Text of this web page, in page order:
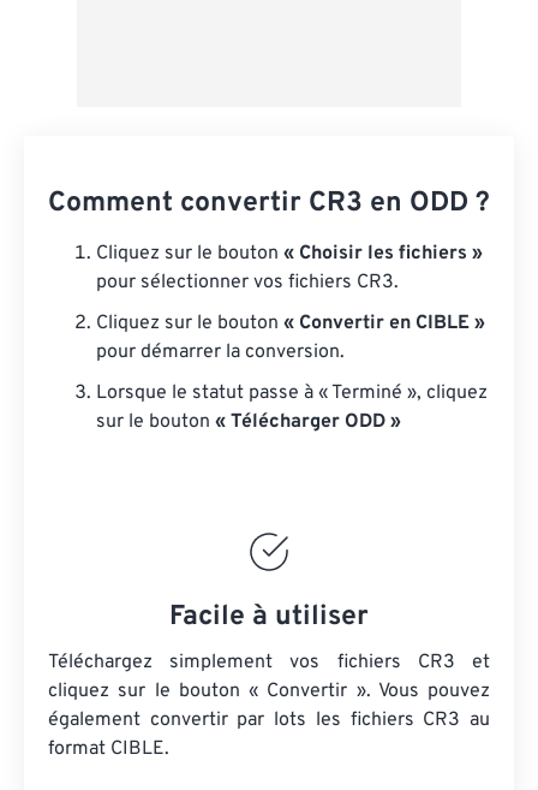
Comment convertir CR3 en ODD ?
Cliquez sur le bouton « Choisir les fichiers »
pour sélectionner vos fichiers CR3.
Cliquez sur le bouton « Convertir en CIBLE »
pour démarrer la conversion.
Lorsque le statut passe à « Terminé », cliquez
sur le bouton « Télécharger ODD »
Facile à utiliser
Téléchargez simplement vos fichiers CR3 et
cliquez sur le bouton « Convertir ». Vous pouvez
également convertir par lots les fichiers CR3 au
format CIBLE.